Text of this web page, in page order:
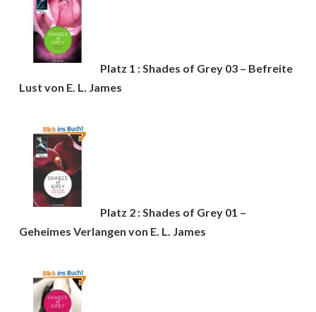
Platz 1 : Shades of Grey 03 – Befreite
Lust von E. L. James
Platz 2 : Shades of Grey 01 –
Geheimes Verlangen von E. L. James